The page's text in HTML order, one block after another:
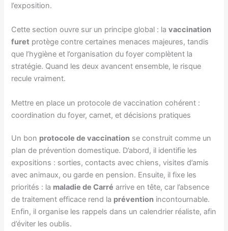
l’exposition.
Cette section ouvre sur un principe global : lavaccination
furet protège contre certaines menaces majeures, tandis
que l’hygiène et l’organisation du foyer complètent la
stratégie. Quand les deux avancent ensemble, le risque
recule vraiment.
Mettre en place un protocole de vaccination cohérent :
coordination du foyer, carnet, et décisions pratiques
Un bon protocole de vaccination se construit comme un
plan de prévention domestique. D’abord, il identifie les
expositions : sorties, contacts avec chiens, visites d’amis
avec animaux, ou garde en pension. Ensuite, il fixe les
priorités : la maladie de Carré arrive en tête, car l’absence
de traitement efficace rend la prévention incontournable.
Enfin, il organise les rappels dans un calendrier réaliste, afin
d’éviter les oublis.